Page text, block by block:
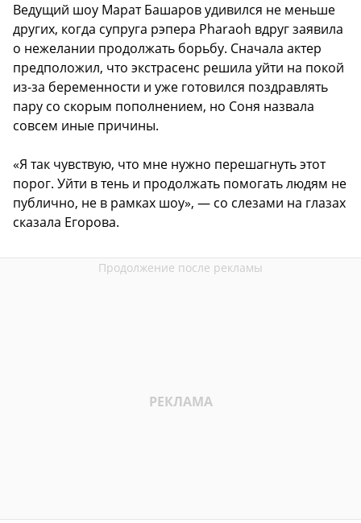
Ведущий шоу Марат Башаров удивился не меньше
других, когда супруга рэпера Pharaoh вдруг заявила
о нежелании продолжать борьбу. Сначала актер
предположил, что экстрасенс решила уйти на покой
из-за беременности и уже готовился поздравлять
пару со скорым пополнением, но Соня назвала
совсем иные причины.
«Я так чувствую, что мне нужно перешагнуть этот
порог. Уйти в тень и продолжать помогать людям не
публично, не в рамках шоу», — со слезами на глазах
сказала Егорова.